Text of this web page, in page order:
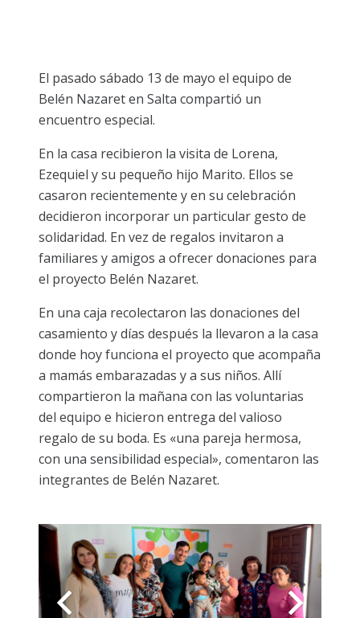
El pasado sábado 13 de mayo el equipo de
Belén Nazaret en Salta compartió un
encuentro especial.
En la casa recibieron la visita de Lorena,
Ezequiel y su pequeño hijo Marito. Ellos se
casaron recientemente y en su celebración
decidieron incorporar un particular gesto de
solidaridad. En vez de regalos invitaron a
familiares y amigos a ofrecer donaciones para
el proyecto Belén Nazaret.
En una caja recolectaron las donaciones del
casamiento y días después la llevaron a la casa
donde hoy funciona el proyecto que acompaña
a mamás embarazadas y a sus niños. Allí
compartieron la mañana con las voluntarias
del equipo e hicieron entrega del valioso
regalo de su boda. Es «una pareja hermosa,
con una sensibilidad especial», comentaron las
integrantes de Belén Nazaret.